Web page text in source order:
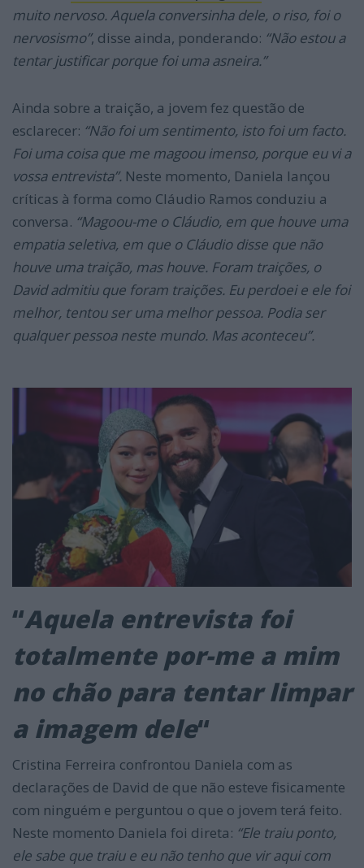
muito nervoso. Aquela conversinha dele, o riso, foi o
nervosismo”, disse ainda, ponderando: “Não estou a
tentar justificar porque foi uma asneira.”
Ainda sobre a traição, a jovem fez questão de
esclarecer: “Não foi um sentimento, isto foi um facto.
Foi uma coisa que me magoou imenso, porque eu vi a
vossa entrevista”. Neste momento, Daniela lançou
críticas à forma como Cláudio Ramos conduziu a
conversa. “Magoou-me o Cláudio, em que houve uma
empatia seletiva, em que o Cláudio disse que não
houve uma traição, mas houve. Foram traições, o
David admitiu que foram traições. Eu perdoei e ele foi
melhor, tentou ser uma melhor pessoa. Podia ser
qualquer pessoa neste mundo. Mas aconteceu”.
“Aquela entrevista foi
totalmente por-me a mim
no chão para tentar limpar
a imagem dele“
Cristina Ferreira confrontou Daniela com as
declarações de David de que não esteve fisicamente
com ninguém e perguntou o que o jovem terá feito.
Neste momento Daniela foi direta: “Ele traiu ponto,
ele sabe que traiu e eu não tenho que vir aqui com